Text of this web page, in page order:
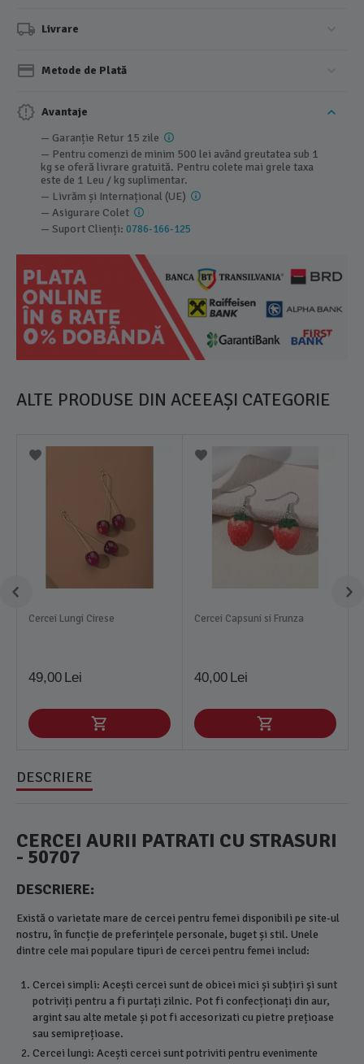
Livrare
Metode de Plată
Avantaje
— Garanție Retur 15 zile
— Pentru comenzi de minim 500 lei având greutatea sub 1
kg se oferă livrare gratuită. Pentru colete mai grele taxa
este de 1 Leu / kg suplimentar.
— Livrăm și Internațional (UE)
— Asigurare Colet
— Suport Clienți:0786-166-125
ALTE PRODUSE DIN ACEEAȘI CATEGORIE
Cercei Lungi Cirese
49,00 Lei
Cercei Capsuni si Frunza
40,00 Lei
DESCRIERE
CERCEI AURII PATRATI CU STRASURI
- 50707
DESCRIERE:
Există o varietate mare de cercei pentru femei disponibili pe site-ul
nostru, în funcție de preferințele personale, buget și stil. Unele
dintre cele mai populare tipuri de cercei pentru femei includ:
Cercei simpli: Acești cercei sunt de obicei mici și subțiri și sunt
potriviți pentru a fi purtați zilnic. Pot fi confecționați din aur,
argint sau alte metale și pot fi accesorizati cu pietre prețioase
sau semiprețioase.
Cercei lungi: Acești cercei sunt potriviti pentru evenimente